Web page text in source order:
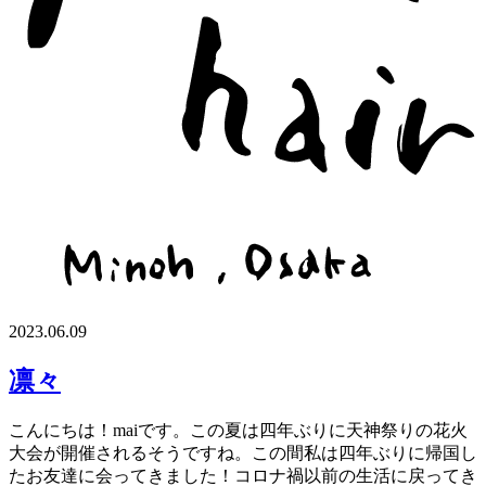
2023.06.09
凛々
こんにちは！maiです。この夏は四年ぶりに天神祭りの花火
大会が開催されるそうですね。この間私は四年ぶりに帰国し
たお友達に会ってきました！コロナ禍以前の生活に戻ってき